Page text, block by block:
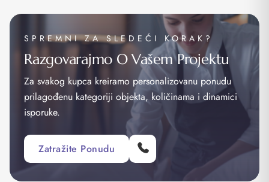
SPREMNI ZA SLEDEĆI KORAK?
Razgovarajmo O Vašem Projektu
Za svakog kupca kreiramo personalizovanu ponudu
prilagođenu kategoriji objekta, količinama i dinamici
isporuke.
Zatražite Ponudu